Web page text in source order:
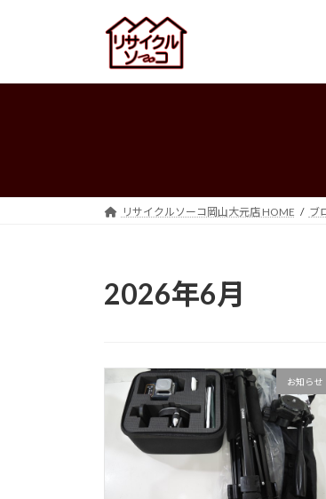
プ
動
リサイクルソーコ岡山大元店 HOME ブ
2026年6月
お知らせ